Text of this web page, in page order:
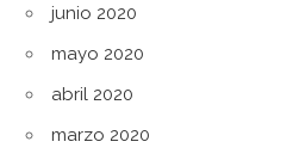
junio 2020
mayo 2020
abril 2020
marzo 2020